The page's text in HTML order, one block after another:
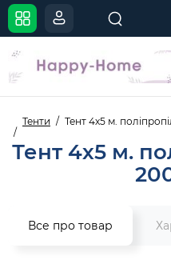
Тенти Тент 4х5 м.
Тент 4х5 м.
Все про товар